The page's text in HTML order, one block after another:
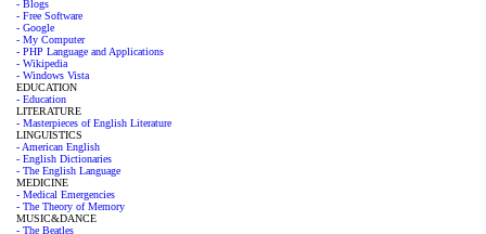
- Blogs
- Free Software
- Google
- My Computer
- PHP Language and Applications
- Wikipedia
- Windows Vista
EDUCATION
- Education
LITERATURE
- Masterpieces of English Literature
LINGUISTICS
- American English
- English Dictionaries
- The English Language
MEDICINE
- Medical Emergencies
- The Theory of Memory
MUSIC&DANCE
- The Beatles